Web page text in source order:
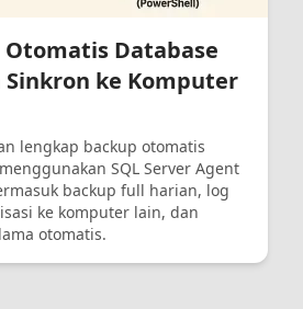
Otomatis Database
Sinkron ke Komputer
lengkap backup otomatis
SQL Server Agent
backup full harian, log
ke komputer lain, dan
otomatis.